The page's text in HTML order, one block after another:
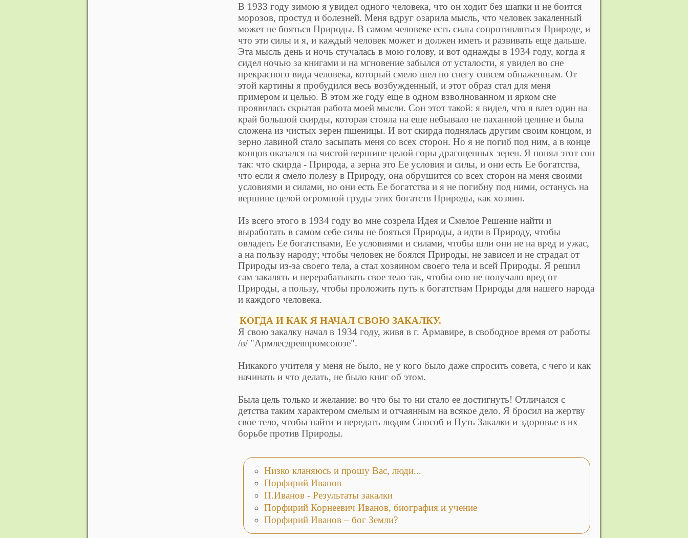
В 1933 году зимою я увидел одного человека, что он ходит без шапки и не боится
морозов, простуд и болезней. Меня вдруг озарила мысль, что человек закаленный
может не бояться Природы. В самом человеке есть силы сопротивляться Природе, и
что эти силы и я, и каждый человек может и должен иметь и развивать еще дальше.
Эта мысль день и ночь стучалась в мою голову, и вот однажды в 1934 году, когда я
сидел ночью за книгами и на мгновение забылся от усталости, я увидел во сне
прекрасного вида человека, который смело шел по снегу совсем обнаженным. От
этой картины я пробудился весь возбужденный, и этот образ стал для меня
примером и целью. В этом же году еще в одном взволнованном и ярком сне
проявилась скрытая работа моей мысли. Сон этот такой: я видел, что я влез один на
край большой скирды, которая стояла на еще небывало не паханной целине и была
сложена из чистых зерен пшеницы. И вот скирда поднялась другим своим концом, и
зерно лавиной стало засыпать меня со всех сторон. Но я не погиб под ним, а в конце
концов оказался на чистой вершине целой горы драгоценных зерен. Я понял этот сон
так: что скирда - Природа, а зерна это Ее условия и силы, и они есть Ее богатства,
что если я смело полезу в Природу, она обрушится со всех сторон на меня своими
условиями и силами, но они есть Ее богатства и я не погибну под ними, останусь на
вершине целой огромной груды этих богатств Природы, как хозяин.
Из всего этого в 1934 году во мне созрела Идея и Смелое Решение найти и
выработать в самом себе силы не бояться Природы, а идти в Природу, чтобы
овладеть Ее богатствами, Ее условиями и силами, чтобы шли они не на вред и ужас,
а на пользу народу; чтобы человек не боялся Природы, не зависел и не страдал от
Природы из-за своего тела, а стал хозяином своего тела и всей Природы. Я решил
сам закалять и перерабатывать свое тело так, чтобы оно не получало вред от
Природы, а пользу, чтобы проложить путь к богатствам Природы для нашего народа
и каждого человека.
КОГДА И КАК Я НАЧАЛ СВОЮ ЗАКАЛКУ.
Я свою закалку начал в 1934 году, живя в г. Армавире, в свободное время от работы
/в/ "Армлесдревпромсоюзе".
Никакого учителя у меня не было, не у кого было даже спросить совета, с чего и как
начинать и что делать, не было книг об этом.
Была цель только и желание: во что бы то ни стало ее достигнуть! Отличался с
детства таким характером смелым и отчаянным на всякое дело. Я бросил на жертву
свое тело, чтобы найти и передать людям Способ и Путь Закалки и здоровье в их
борьбе против Природы.
Низко кланяюсь и прошу Вас, люди...
Порфирий Иванов
П.Иванов - Результаты закалки
Порфирий Корнеевич Иванов, биография и учение
Порфирий Иванов – бог Земли?